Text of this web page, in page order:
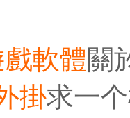
軟體關
掛求一